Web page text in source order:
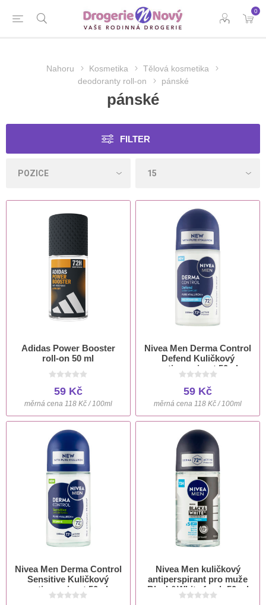
0
Nahoru Kosmetika
Tělová kosmetika
deodoranty roll-on
pánské
pánské
FILTER
Adidas Power Booster
roll-on 50 ml
59 Kč
měrná cena 118 Kč / 100ml
Nivea Men Derma Control
Defend Kuličkový
antiperspirant 50ml
59 Kč
měrná cena 118 Kč / 100ml
Nivea Men Derma Control
Sensitive Kuličkový
antiperspirant 50ml
Nivea Men kuličkový
antiperspirant pro muže
Black&White fresh 50 ml